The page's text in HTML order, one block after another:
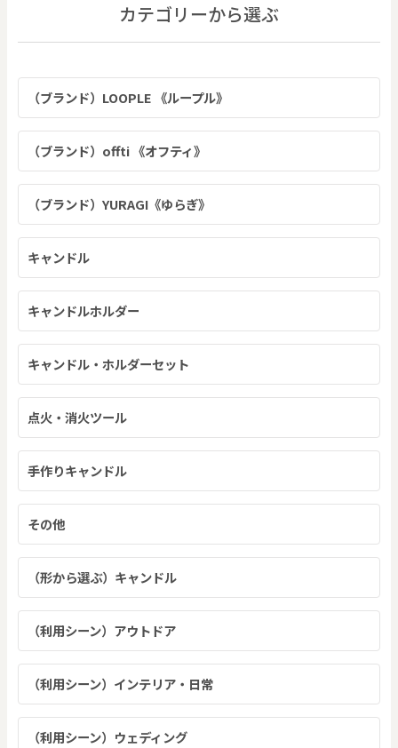
カテゴリーから選ぶ
（ブランド）LOOPLE 《ループル》
（ブランド）offti 《オフティ》
（ブランド）YURAGI《ゆらぎ》
キャンドル
キャンドルホルダー
キャンドル・ホルダーセット
点火・消火ツール
手作りキャンドル
その他
（形から選ぶ）キャンドル
（利用シーン）アウトドア
（利用シーン）インテリア・日常
（利用シーン）ウェディング